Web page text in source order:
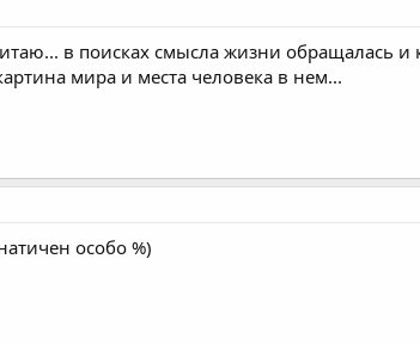
в поисках смысла жизни обращалась
мира и места человека в нем...
особо %)